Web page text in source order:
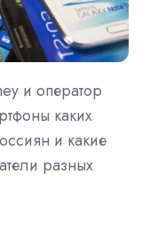
и оператор
каких
и какие
разных